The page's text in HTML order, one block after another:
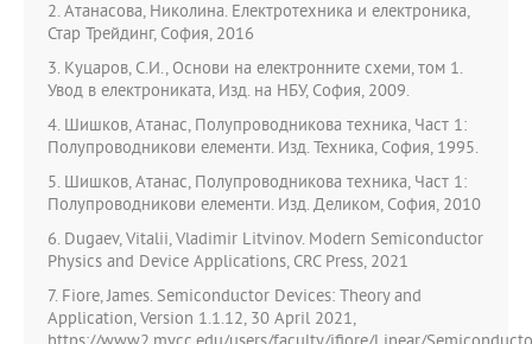
2. Атанасова, Николина. Електротехника и електроника,
Стар Трейдинг, София, 2016
3. Куцаров, С.И., Основи на електронните схеми, том 1.
Увод в електрониката, Изд. на НБУ, София, 2009.
4. Шишков, Атанас, Полупроводникова техника, Част 1:
Полупроводникови елементи. Изд. Техника, София, 1995.
5. Шишков, Атанас, Полупроводникова техника, Част 1:
Полупроводникови елементи. Изд. Деликом, София, 2010
6. Dugaev, Vitalii, Vladimir Litvinov. Modern Semiconductor
Physics and Device Applications, CRC Press, 2021
7. Fiore, James. Semiconductor Devices: Theory and
Application, Version 1.1.12, 30 April 2021,